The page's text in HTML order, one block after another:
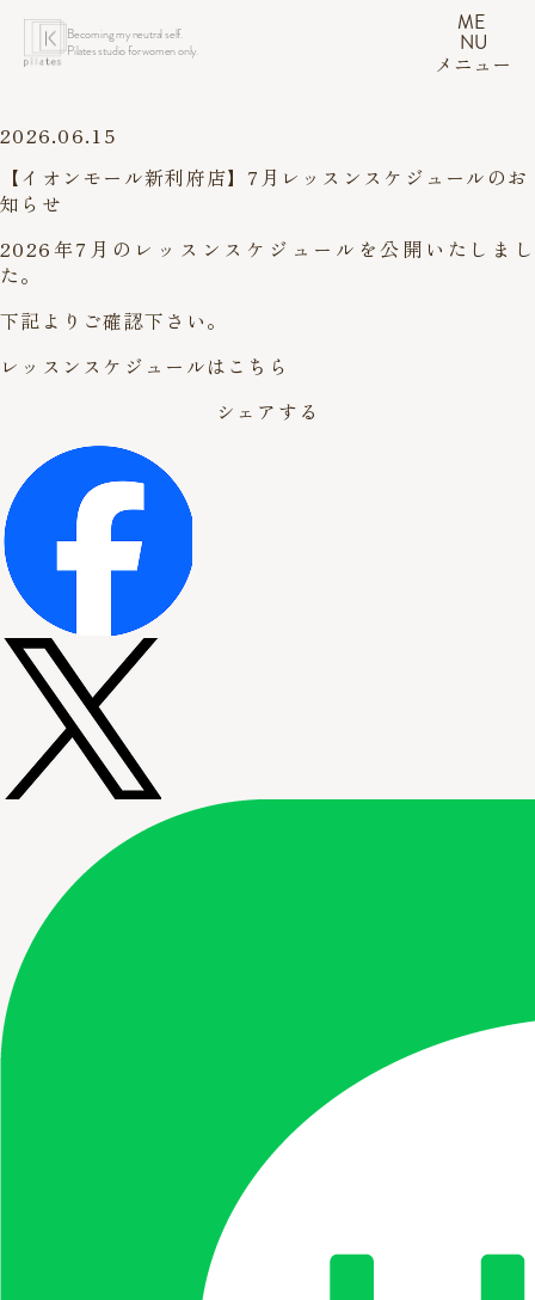
Becoming my neutral self.
Pilates studio for women only.
ME
NU
メニュー
2026.06.15
【イオンモール新利府店】7月レッスンスケジュールのお
知らせ
2026年7月のレッスンスケジュールを公開いたしまし
た。
下記よりご確認下さい。
レッスンスケジュールはこちら
シェアする